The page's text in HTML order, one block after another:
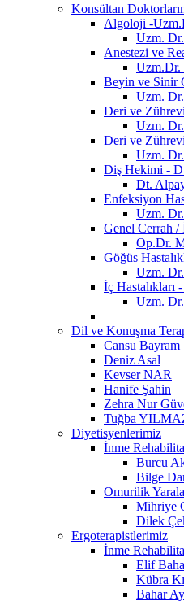
Konsültan
Algoloji -
Uzm.
Anestezi ve
Beyin ve Sinir
Uzm.
Deri ve
Uzm.
Deri ve
Uzm.
Diş Hekimi -
Dt.
Enfeksiyon
Uzm.
Genel Cerrah
Op.Dr.
Göğüs
Uzm.
İç
Uzm.
Dil ve Konuşma
Cansu Bayram
Deniz Asal
Kevser NAR
Hanife Şahin
Zehra Nur
Tuğba
Diyetisyenlerimiz
İnme
Burcu
Bilge
Omurilik
Mihriye
Dilek
Ergoterapistlerimiz
İnme
Elif
Kübra
Bahar